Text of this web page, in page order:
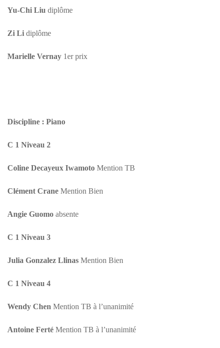
Yu-Chi Liu diplôme
Zi Li diplôme
Marielle Vernay 1er prix
Discipline : Piano
C 1 Niveau 2
Coline Decayeux Iwamoto Mention TB
Clément Crane Mention Bien
Angie Guomo absente
C 1 Niveau 3
Julia Gonzalez Llinas Mention Bien
C 1 Niveau 4
Wendy Chen Mention TB à l’unanimité
Antoine Ferté Mention TB à l’unanimité